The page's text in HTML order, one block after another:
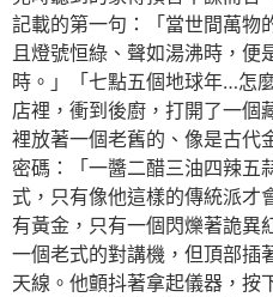
記載的第一句：「當世間萬物
且燈號恒綠、聲如湯沸時，便
時。」「七點五個地球年…怎
店裡，衝到後廚，打開了一個
裡放著一個老舊的、像是古代
密碼：「一醬二醋三油四辣五
式，只有像他這樣的傳統派才
有黃金，只有一個閃爍著詭異
一個老式的對講機，但頂部插
天線。他顫抖著拿起儀器，按